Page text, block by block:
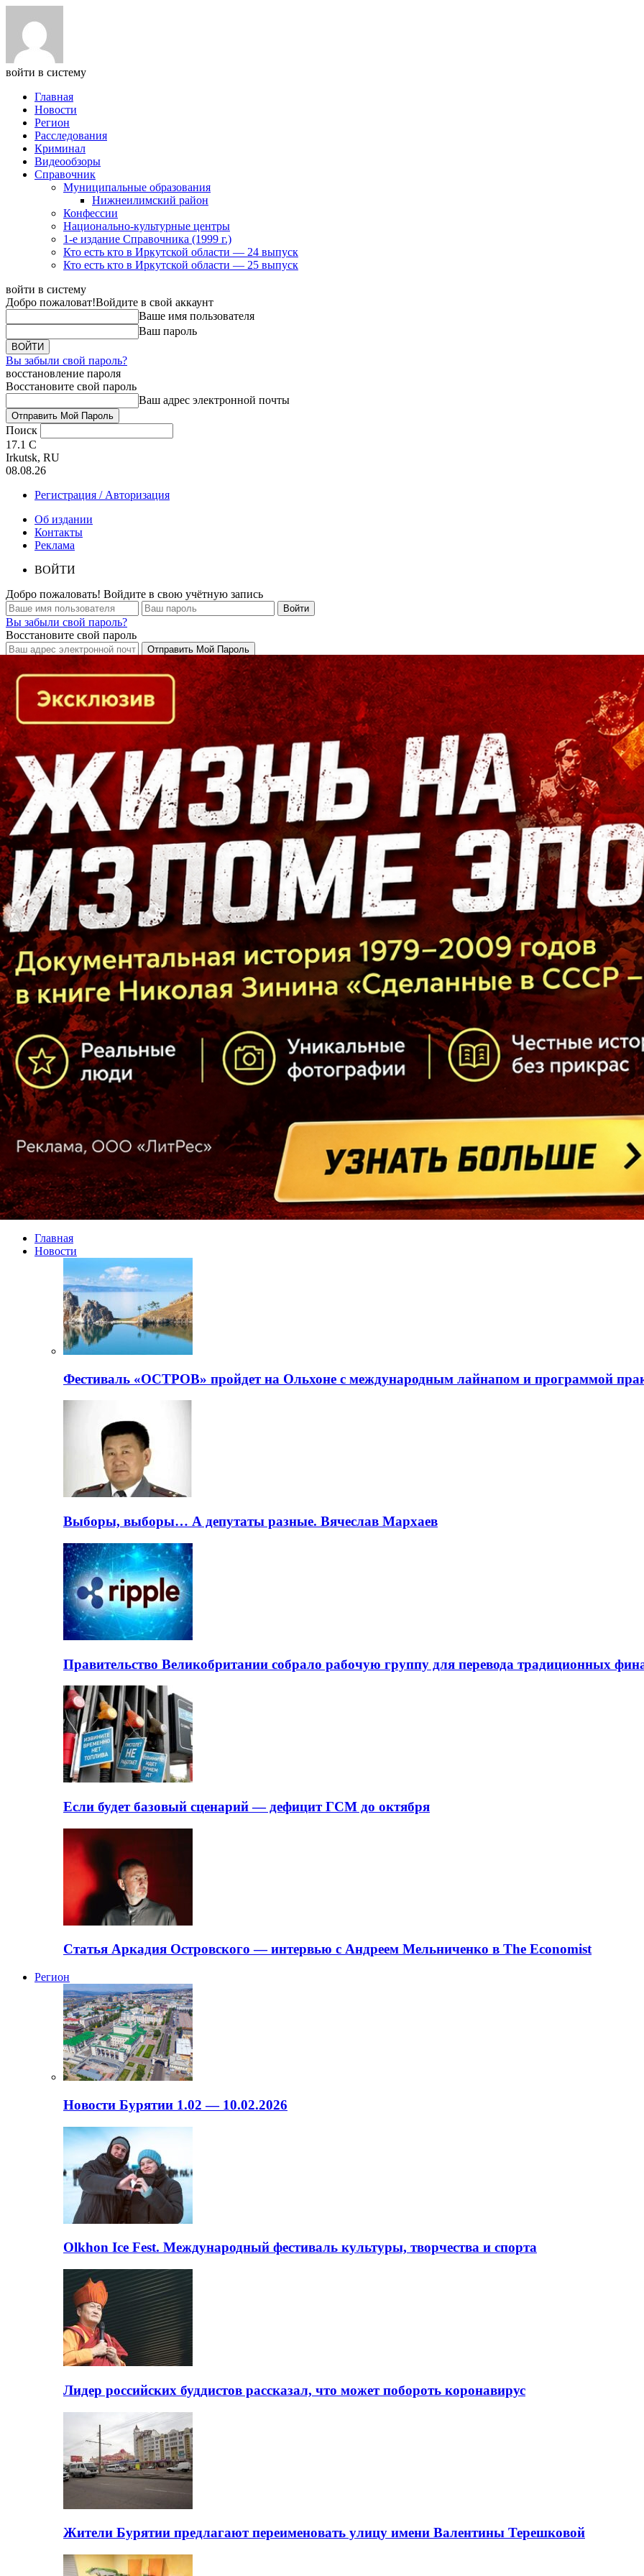
войти в систему
Главная
Новости
Регион
Расследования
Криминал
Видеообзоры
Справочник
Муниципальные образования
Нижнеилимский район
Конфессии
Национально-культурные центры
1-е издание Справочника (1999 г.)
Кто есть кто в Иркутской области — 24 выпуск
Кто есть кто в Иркутской области — 25 выпуск
войти в систему
Добро пожаловат!Войдите в свой аккаунт
Ваше имя пользователя
Ваш пароль
Вы забыли свой пароль?
восстановление пароля
Восстановите свой пароль
Ваш адрес электронной почты
Поиск
17.1 C
Irkutsk, RU
08.08.26
Регистрация / Авторизация
Об издании
Контакты
Реклама
ВОЙТИ
Добро пожаловать! Войдите в свою учётную запись
Вы забыли свой пароль?
Восстановите свой пароль
Кто есть кто в Байкальском регионе
Главная
Новости
Фестиваль «ОСТРОВ» пройдет на Ольхоне с международным лайнапом и программой
Выборы, выборы… А депутаты разные. Вячеслав Мархаев
Правительство Великобритании собрало рабочую группу для перевода традиционных
Если будет базовый сценарий — дефицит ГСМ до октября
Статья Аркадия Островского — интервью с Андреем Мельниченко в The Economist
Регион
Новости Бурятии 1.02 — 10.02.2026
Olkhon Ice Fest. Международный фестиваль культуры, творчества и спорта
Лидер российских буддистов рассказал, что может побороть коронавирус
Жители Бурятии предлагают переименовать улицу имени Валентины Терешковой